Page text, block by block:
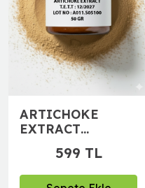
ARTICHOKE
EXTRACT
Ekstraktı)599 TL